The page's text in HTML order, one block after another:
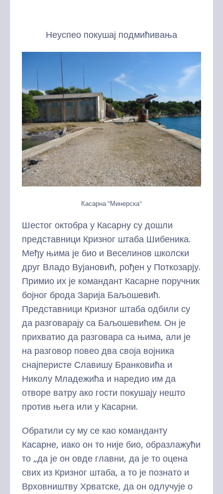
Неуспео покушај подмићивања
Касарна "Минерска"
Шестог октобра у Касарну су дошли
представници Кризног штаба Шибеника.
Међу њима је био и Веселинов школски
друг Владо Вујановић, рођен у Поткозарју.
Примио их је командант Касарне поручник
бојног брода Зарија Баљошевић.
Представници Кризног штаба одбили су
да разговарају са Баљошевићем. Он је
прихватио да разговара са њима, али је
на разговор повео два своја војника
снајперисте Славишу Бранковића и
Николу Младежића и наредио им да
отворе ватру ако гости покушају нешто
против њега или у Касарни.
Обратили су му се као команданту
Касарне, иако он то није био, образлажући
то „да је он овде главни, да је то оцена
свих из Кризног штаба, а то је познато и
Врховништву Хрватске, да он одлучује о